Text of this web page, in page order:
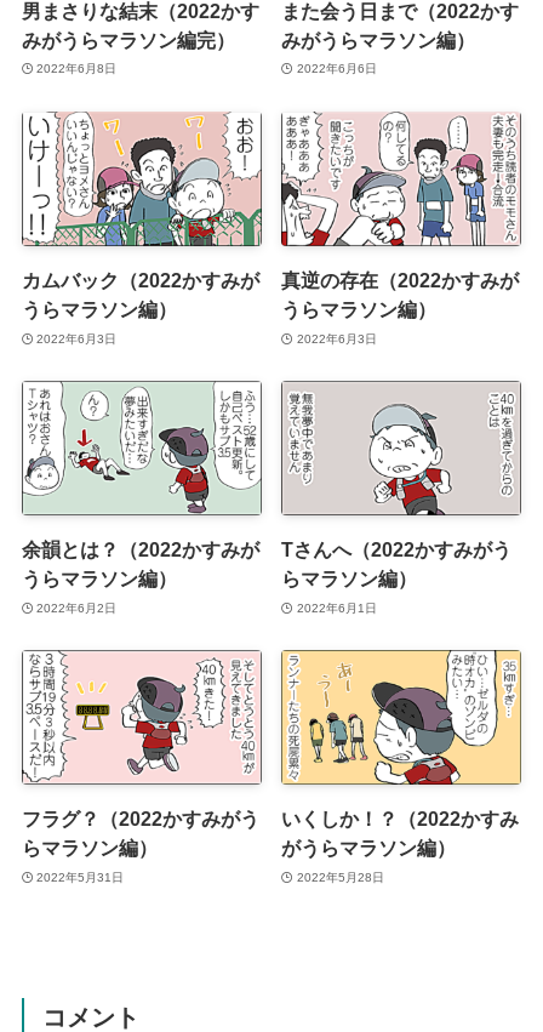
男まさりな結末（2022かす
みがうらマラソン編完）
2022年6月8日
また会う日まで（2022かす
みがうらマラソン編）
2022年6月6日
カムバック（2022かすみが
うらマラソン編）
2022年6月3日
真逆の存在（2022かすみが
うらマラソン編）
2022年6月3日
余韻とは？（2022かすみが
うらマラソン編）
2022年6月2日
Tさんへ（2022かすみがう
らマラソン編）
2022年6月1日
フラグ？（2022かすみがう
らマラソン編）
2022年5月31日
いくしか！？（2022かすみ
がうらマラソン編）
2022年5月28日
コメント